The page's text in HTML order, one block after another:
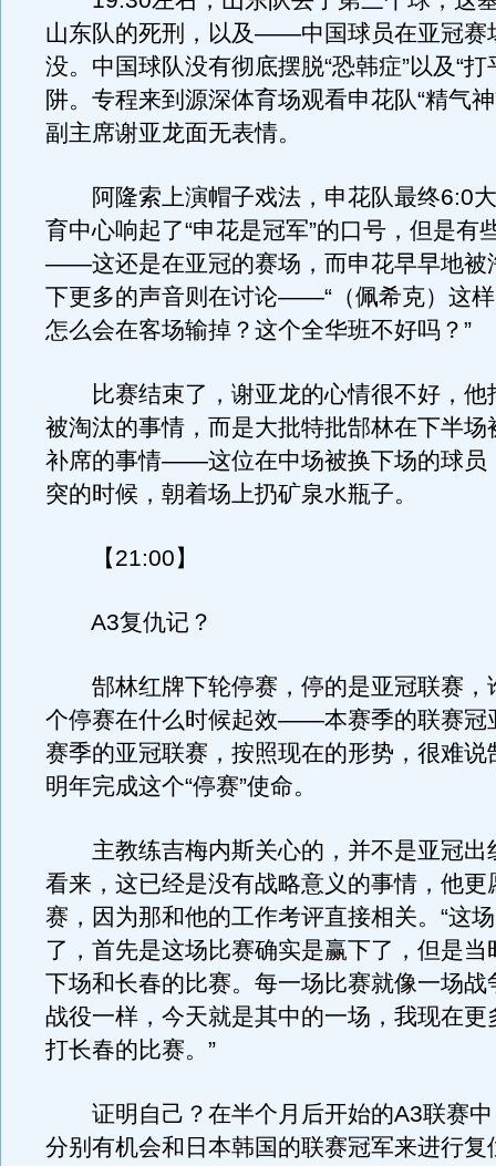
山东队的死刑，以及——中国球员在亚冠赛
没。中国球队没有彻底摆脱“恐韩症”以及“打
阱。专程来到源深体育场观看申花队“精气
副主席谢亚龙面无表情。
阿隆索上演帽子戏法，申花队最终6:0
育中心响起了“申花是冠军”的口号，但是有
——这还是在亚冠的赛场，而申花早早地被
下更多的声音则在讨论——“（佩希克）这
怎么会在客场输掉？这个全华班不好吗？”
比赛结束了，谢亚龙的心情很不好，他
被淘汰的事情，而是大批特批郜林在下半场
补席的事情——这位在中场被换下场的球员
突的时候，朝着场上扔矿泉水瓶子。
【21:00】
A3复仇记？
郜林红牌下轮停赛，停的是亚冠联赛，
个停赛在什么时候起效——本赛季的联赛冠
赛季的亚冠联赛，按照现在的形势，很难说
明年完成这个“停赛”使命。
主教练吉梅内斯关心的，并不是亚冠出
看来，这已经是没有战略意义的事情，他更
赛，因为那和他的工作考评直接相关。“这
了，首先是这场比赛确实是赢下了，但是当
下场和长春的比赛。每一场比赛就像一场战
战役一样，今天就是其中的一场，我现在更
打长春的比赛。”
证明自己？在半个月后开始的A3联赛中
分别有机会和日本韩国的联赛冠军来进行复